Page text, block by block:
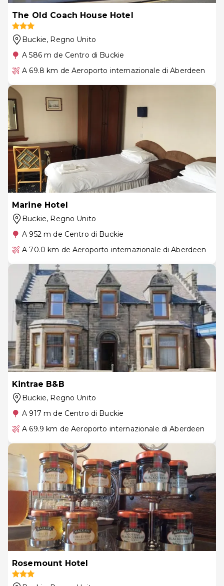
The Old Coach House Hotel
Buckie, Regno Unito
A 586 m de Centro di Buckie
A 69.8 km de Aeroporto internazionale di Aberdeen
Marine Hotel
Buckie, Regno Unito
A 952 m de Centro di Buckie
A 70.0 km de Aeroporto internazionale di Aberdeen
Kintrae B&B
Buckie, Regno Unito
A 917 m de Centro di Buckie
A 69.9 km de Aeroporto internazionale di Aberdeen
Rosemount Hotel